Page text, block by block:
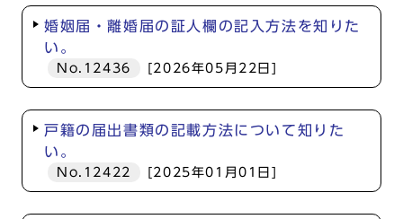
婚姻届・離婚届の証人欄の記入方法を知りた
い。
No.12436 [2026年05月22日]
戸籍の届出書類の記載方法について知りた
い。
No.12422 [2025年01月01日]